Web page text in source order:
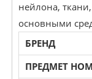
нейлона,
основными
БРЕНД
ПРЕДМЕТ